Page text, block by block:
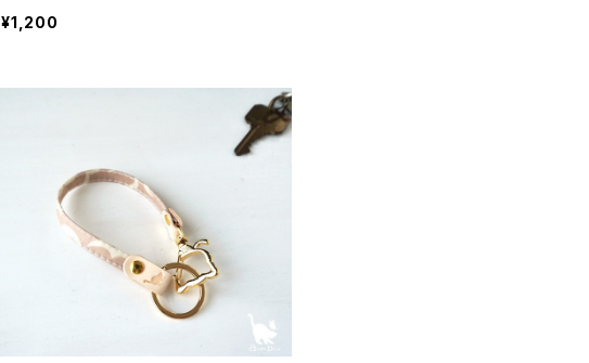
¥1,200